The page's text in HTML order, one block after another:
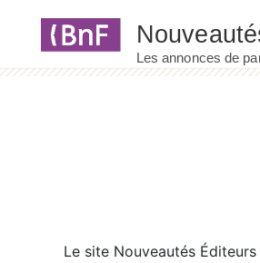
Le site Nouveautés Éditeurs